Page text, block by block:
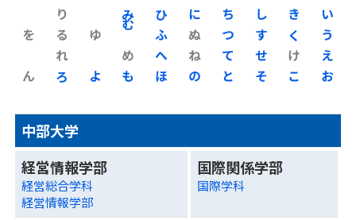
い
う
え
お
き
く
け
こ
し
す
せ
そ
ち
つ
て
と
に
ぬ
ね
の
ひ
ふ
へ
ほ
み
む
め
も
ゆ
よ
り
る
れ
ろ
を
ん
中部大学
経営情報学部
経営総合学科
経営情報学部
国際関係学部
国際学科